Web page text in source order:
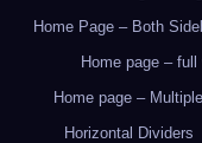
Home Page – Both
Home page – full
Home page –
Horizontal Dividers